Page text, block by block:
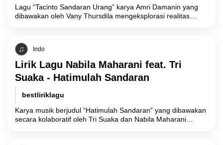
Lagu “Tacinto Sandaran Urang” karya Amri Damanin yang
dibawakan oleh Vany Thursdila mengeksplorasi realitas
Indo
Lirik Lagu Nabila Maharani feat. Tri
Suaka - Hatimulah Sandaran
bestliriklagu
Karya musik berjudul “Hatimulah Sandaran” yang dibawakan
secara kolaboratif oleh Tri Suaka dan Nabila Maharani